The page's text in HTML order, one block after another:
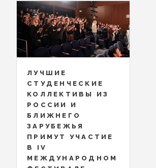
ЛУЧШИЕ
СТУДЕНЧЕСКИЕ
КОЛЛЕКТИВЫ ИЗ
РОССИИ И
БЛИЖНЕГО
ЗАРУБЕЖЬЯ
ПРИМУТ УЧАСТИЕ
В IV
МЕЖДУНАРОДНОМ